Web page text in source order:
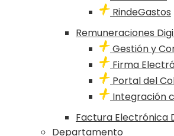
RindeGastos
Remuneraciones
Gestión y
Firma
Portal del
Integración
Factura Electrónica
Departamento